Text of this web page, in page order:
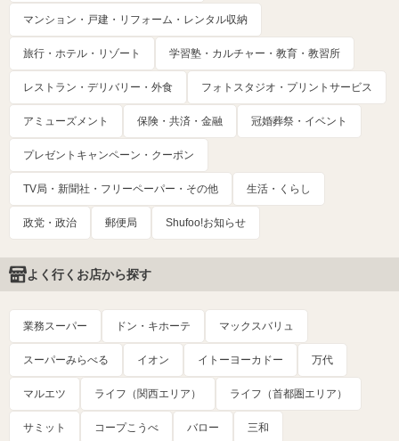
マンション・戸建・リフォーム・レンタル収納
旅行・ホテル・リゾート 学習塾・カルチャー・教育・教習所
レストラン・デリバリー・外食 フォトスタジオ・プリントサービス
アミューズメント 保険・共済・金融 冠婚葬祭・イベント
プレゼントキャンペーン・クーポン
TV局・新聞社・フリーペーパー・その他 生活・くらし
政党・政治 郵便局 Shufoo!お知らせ
よく行くお店から探す
業務スーパー ドン・キホーテ マックスバリュ
スーパーみらべる イオン イトーヨーカドー 万代
マルエツ ライフ（関西エリア） ライフ（首都圏エリア）
サミット コープこうべ バロー 三和